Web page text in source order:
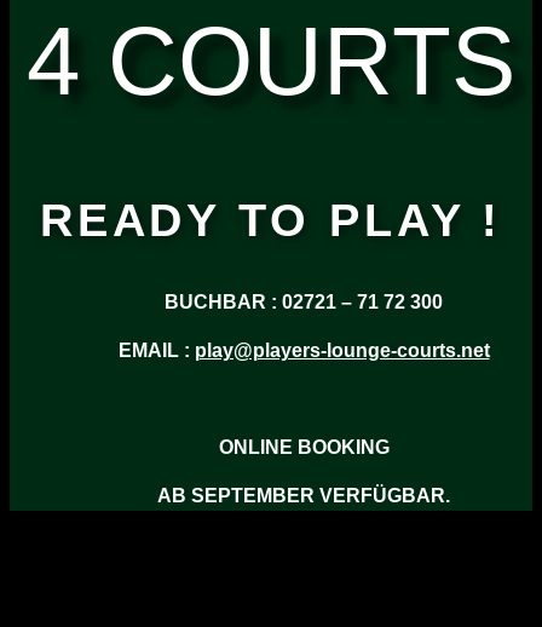
4 COURTS
READY TO PLAY !
BUCHBAR : 02721 – 71 72 300
EMAIL : play@players-lounge-courts.net
ONLINE BOOKING
AB SEPTEMBER VERFÜGBAR.